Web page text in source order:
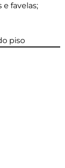
e favelas;
piso